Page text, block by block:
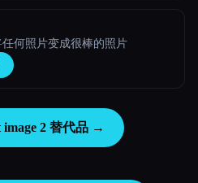
任何照片变成很棒的照片
image 2 替代品 →